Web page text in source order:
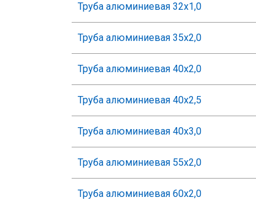
Труба алюминиевая 32х1,0
Труба алюминиевая 35х2,0
Труба алюминиевая 40х2,0
Труба алюминиевая 40х2,5
Труба алюминиевая 40х3,0
Труба алюминиевая 55х2,0
Труба алюминиевая 60х2,0